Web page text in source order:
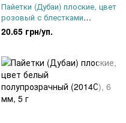
Пайетки (Дубаи) плоские, цвет
розовый с блестками
(DMS11A), 4 мм, 5 г
20.65 грн/уп.